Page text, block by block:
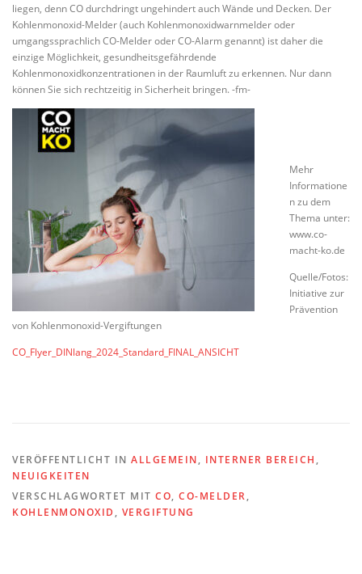
liegen, denn CO durchdringt ungehindert auch Wände und Decken. Der
Kohlenmonoxid-Melder (auch Kohlenmonoxidwarnmelder oder
umgangssprachlich CO-Melder oder CO-Alarm genannt) ist daher die
einzige Möglichkeit, gesundheitsgefährdende
Kohlenmonoxidkonzentrationen in der Raumluft zu erkennen. Nur dann
können Sie sich rechtzeitig in Sicherheit bringen. -fm-
Mehr
Informatione
n zu dem
Thema unter:
www.co-
macht-ko.de
Quelle/Fotos:
Initiative zur
Prävention
von Kohlenmonoxid-Vergiftungen
CO_Flyer_DINlang_2024_Standard_FINAL_ANSICHT
VERÖFFENTLICHT IN ALLGEMEIN, INTERNER BEREICH ,
NEUIGKEITEN
VERSCHLAGWORTET MIT CO, CO-MELDER,
KOHLENMONOXID , VERGIFTUNG